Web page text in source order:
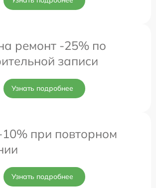
ремонт -25% по
записи
Узнать подробнее
при повторном
Узнать подробнее